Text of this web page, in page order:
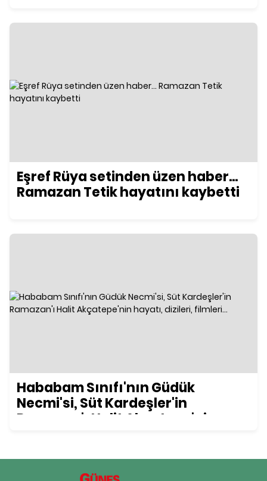
Eşref Rüya setinden üzen haber...
Ramazan Tetik hayatını kaybetti
Hababam Sınıfı'nın Güdük
Necmi'si, Süt Kardeşler'in
Ramazan'ı Halit Akçatepe'nin